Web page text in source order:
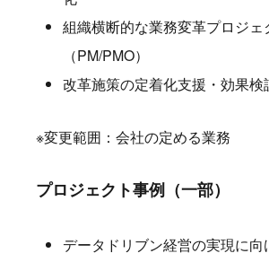
組織横断的な業務変革プロジェ
（PM/PMO）
改革施策の定着化支援・効果検
※変更範囲：会社の定める業務
プロジェクト事例（一部）
データドリブン経営の実現に向